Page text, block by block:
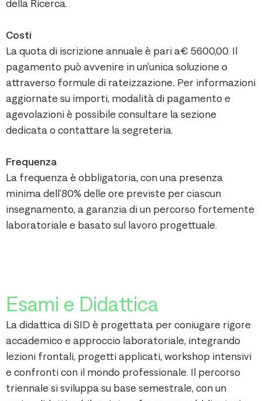
della Ricerca.
Costi
La quota di iscrizione annuale è pari a€ 5600,00. Il
pagamento può avvenire in un’unica soluzione o
attraverso formule di rateizzazione. Per informazioni
aggiornate su importi, modalità di pagamento e
agevolazioni è possibile consultare la sezione
dedicata o contattare la segreteria.
Frequenza
La frequenza è obbligatoria, con una presenza
minima dell’80% delle ore previste per ciascun
insegnamento, a garanzia di un percorso fortemente
laboratoriale e basato sul lavoro progettuale.
Esami e Didattica
La didattica di SID è progettata per coniugare rigore
accademico e approccio laboratoriale, integrando
lezioni frontali, progetti applicati, workshop intensivi
e confronti con il mondo professionale. Il percorso
triennale si sviluppa su base semestrale, con un